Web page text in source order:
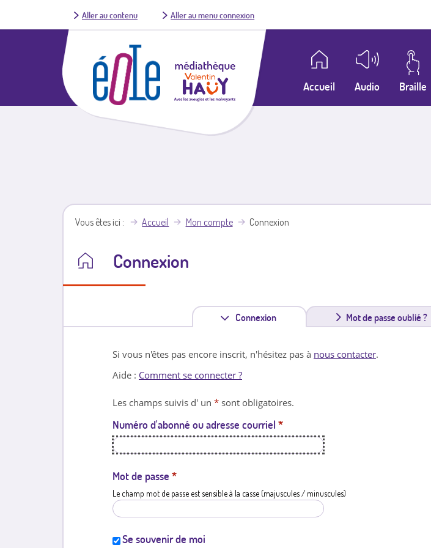
Aller au contenu Aller au menu connexion
Accueil Audio Braille
Vous êtes ici Accueil Mon compte Connexion
Connexion
Connexion
n
l
e
Mot de passe oublié ?
Si vous n'êtes pas encore inscrit, n'hésitez pas à nous contacter.
Aide : Comment se connecter ?
Les champs suivis d' un * sont obligatoires.
Numéro d'abonné ou adresse courriel *
Mot de passe *
Le champ mot de passe est sensible à la casse (majuscules / minuscules)
Se souvenir de moi